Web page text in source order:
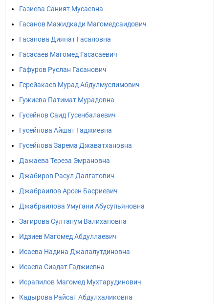
Газиева Саният Мусаевна
Гасанов Мажидкади Магомедсаидович
Гасанова Диянат Гасановна
Гасасаев Магомед Гасасаевич
Гафуров Руслан Гасанович
Герейакаев Мурад Абдулмуслимович
Гужиева Патимат Мурадовна
Гусейнов Саид Гусенбалаевич
Гусейнова Айшат Гаджиевна
Гусейнова Зарема Джаватхановна
Дажаева Тереза Эмрановна
Джабиров Расул Далгатович
Джабраилов Арсен Басриевич
Джабраилова Умугани Абусупьяновна
Загирова Султанум Валихановна
Идзиев Магомед Абдуллаевич
Исаева Надина Джалалутдиновна
Исаева Сиадат Гаджиевна
Исрапилов Магомед Мухтарудинович
Кадырова Райсат Абдулхаликовна